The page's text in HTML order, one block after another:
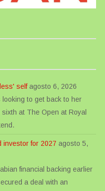
self agosto 6, 2026
to get back to her
at The Open at Royal
investor for 2027 agosto 5,
financial backing earlier
a deal with an